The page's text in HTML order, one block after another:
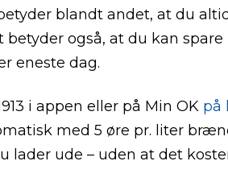
blandt andet, at du
også, at du kan spare
eneste dag.
i appen eller på Min OK på
med 5 øre pr. liter
lader ude – uden at det